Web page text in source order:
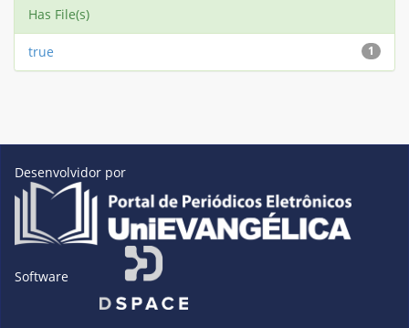
Has File(s)
1
true
Desenvolvidor por
Software